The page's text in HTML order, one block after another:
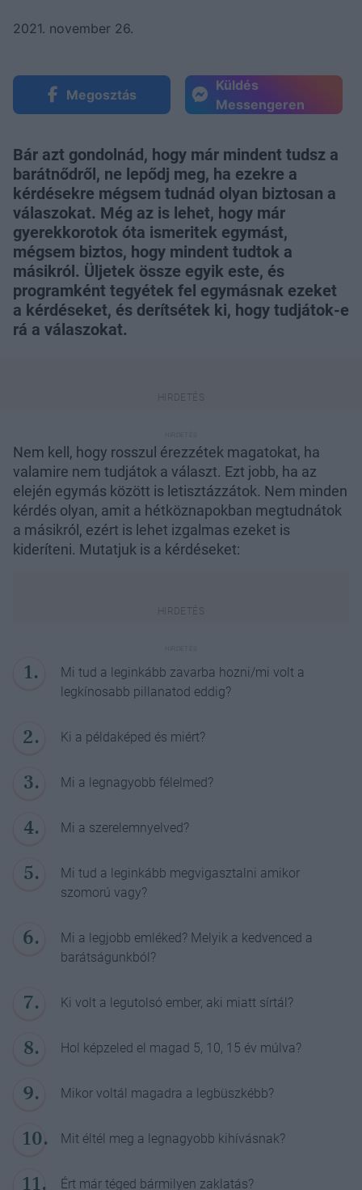
2021. november 26.
Megosztás
Küldés
Messengeren
Bár azt gondolnád, hogy már mindent tudsz a
barátnődről, ne lepődj meg, ha ezekre a
kérdésekre mégsem tudnád olyan biztosan a
válaszokat. Még az is lehet, hogy már
gyerekkorotok óta ismeritek egymást,
mégsem biztos, hogy mindent tudtok a
másikról. Üljetek össze egyik este, és
programként tegyétek fel egymásnak ezeket
a kérdéseket, és derítsétek ki, hogy tudjátok-e
rá a válaszokat.
Nem kell, hogy rosszul érezzétek magatokat, ha
valamire nem tudjátok a választ. Ezt jobb, ha az
elején egymás között is letisztázzátok. Nem minden
kérdés olyan, amit a hétköznapokban megtudnátok
a másikról, ezért is lehet izgalmas ezeket is
kideríteni. Mutatjuk is a kérdéseket:
Mi tud a leginkább zavarba hozni/mi volt a
legkínosabb pillanatod eddig?
Ki a példaképed és miért?
Mi a legnagyobb félelmed?
Mi a szerelemnyelved?
Mi tud a leginkább megvigasztalni amikor
szomorú vagy?
Mi a legjobb emléked? Melyik a kedvenced a
barátságunkból?
Ki volt a legutolsó ember, aki miatt sírtál?
Hol képzeled el magad 5, 10, 15 év múlva?
Mikor voltál magadra a legbüszkébb?
Mit éltél meg a legnagyobb kihívásnak?
Ért már téged bármilyen zaklatás?